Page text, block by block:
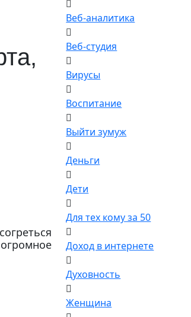
Веб-аналитика
Веб-студия
Вирусы
Воспитание
Выйти зумуж
Деньги
Дети
Для тех кому за 50
Доход в интернете
Духовность
Женщина